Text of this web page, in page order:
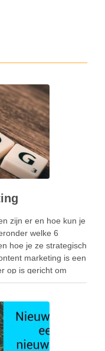
zijn er en hoe kun je
welke 6
hoe je ze strategisch
marketing is een
op is gericht om